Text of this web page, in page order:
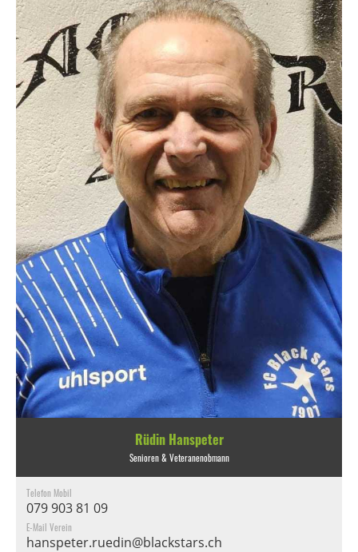
Rüdin Hanspeter
Senioren & Veteranenobmann
Telefon Mobil
079 903 81 09
E-Mail Verein
hanspeter.ruedin@blackstars.ch